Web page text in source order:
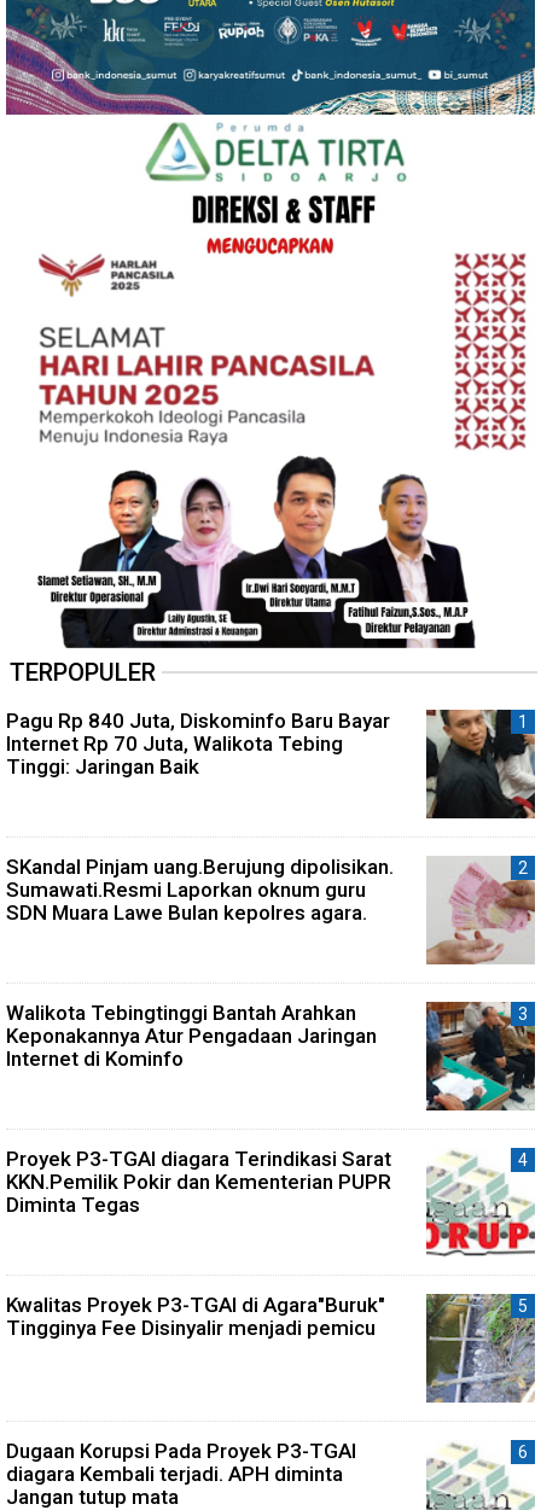
TERPOPULER
Pagu Rp 840 Juta, Diskominfo Baru Bayar
Internet Rp 70 Juta, Walikota Tebing
Tinggi: Jaringan Baik
SKandal Pinjam uang.Berujung dipolisikan.
Sumawati.Resmi Laporkan oknum guru
SDN Muara Lawe Bulan kepolres agara.
Walikota Tebingtinggi Bantah Arahkan
Keponakannya Atur Pengadaan Jaringan
Internet di Kominfo
Proyek P3-TGAI diagara Terindikasi Sarat
KKN.Pemilik Pokir dan Kementerian PUPR
Diminta Tegas
Kwalitas Proyek P3-TGAI di Agara"Buruk"
Tingginya Fee Disinyalir menjadi pemicu
Dugaan Korupsi Pada Proyek P3-TGAI
diagara Kembali terjadi. APH diminta
Jangan tutup mata